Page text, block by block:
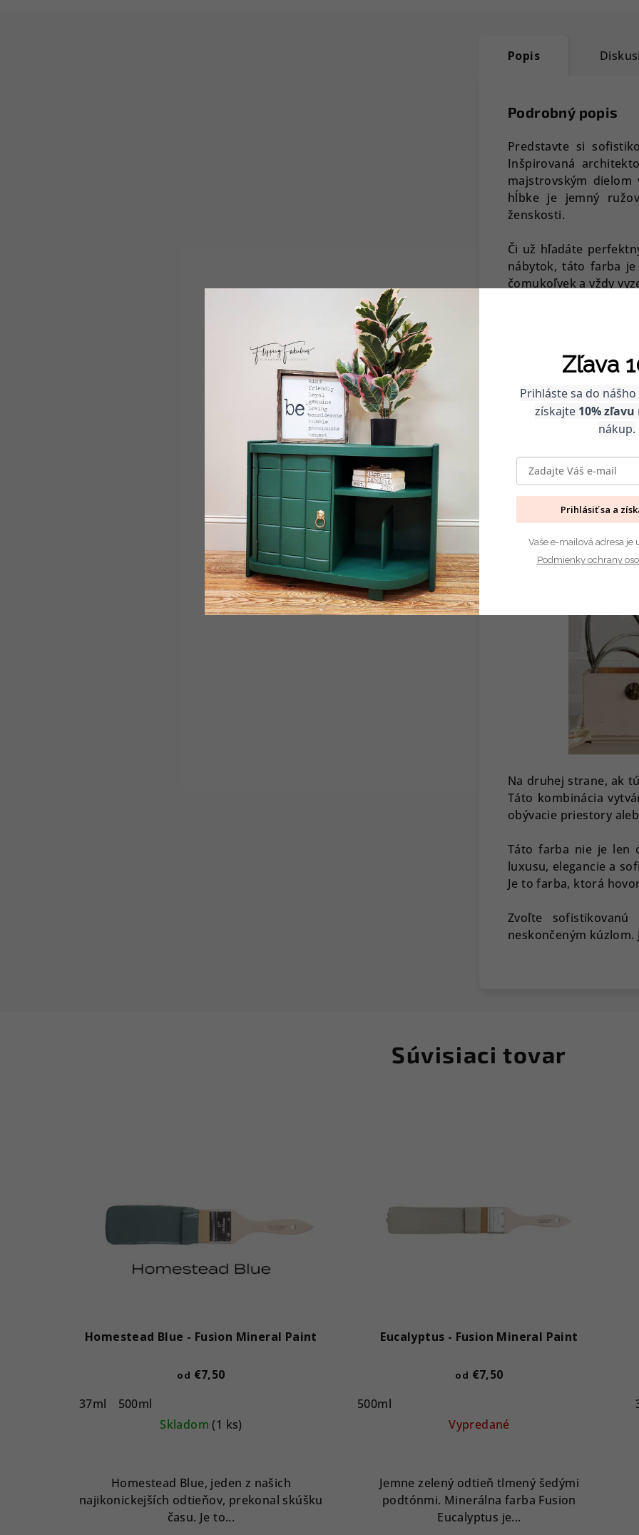
Popis
Podrobný popis
Predstavte si
Inšpirovaná
majstrovským
hĺbke je jemný
ženskosti.
Či už hľadáte
nábytok, táto farba
čomukoľvek a vždy
Pre tých, ktorí milujú
harmonický a
spálne alebo
Na druhej strane, ak
Táto kombinácia
obývacie priestory
Táto farba nie je len
luxusu, elegancie a
Je to farba, ktorá
Zvoľte
neskončeným
Súvisiaci tovar
Homestead Blue - Fusion Mineral Paint
od €7,50
37ml
500ml
Skladom(1 ks)
Homestead Blue, jeden z našich
najikonickejších odtieňov, prekonal skúšku
času. Je to...
Eucalyptus - Fusion Mineral Paint
od €7,50
500ml
Vypredané
Jemne zelený odtieň tlmený šedými
podtónmi. Minerálna farba Fusion
Eucalyptus je...
Zľava
Prihláste sa do
získajte 10% zľavu
nákup.
Prihlásiť sa a
Vaše e-mailová adresa je
Podmienky ochrany